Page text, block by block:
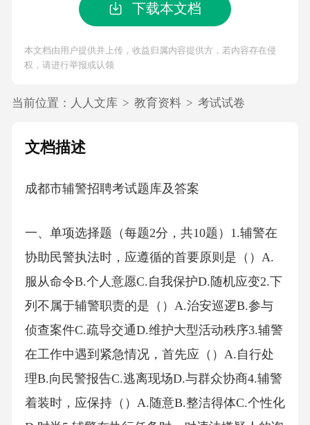
下载本文档
本文档由用户提供并上传，收益归属内容提供方，若内容存在侵
权，请进行举报或认领
当前位置： 人人文库 > 教育资料 > 考试试卷
文档描述
成都市辅警招聘考试题库及答案
一、单项选择题（每题2分，共10题）1.辅警在
协助民警执法时，应遵循的首要原则是（）A.
服从命令B.个人意愿C.自我保护D.随机应变2.下
列不属于辅警职责的是（）A.治安巡逻B.参与
侦查案件C.疏导交通D.维护大型活动秩序3.辅警
在工作中遇到紧急情况，首先应（）A.自行处
理B.向民警报告C.逃离现场D.与群众协商4.辅警
着装时，应保持（）A.随意B.整洁得体C.个性化